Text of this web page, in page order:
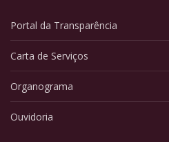
Portal da Transparência
Carta de Serviços
Organograma
Ouvidoria